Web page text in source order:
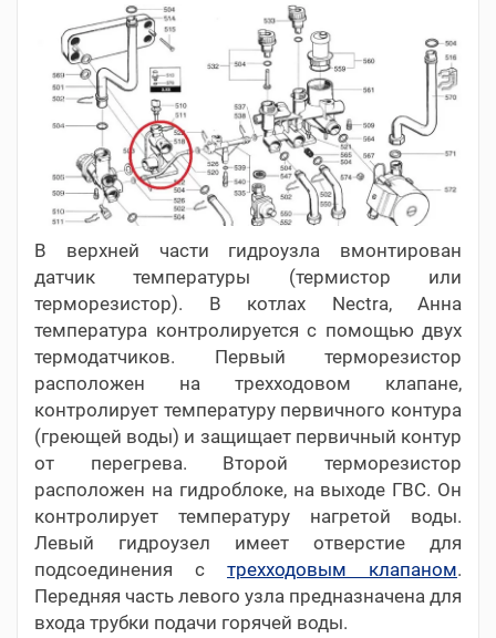
В верхней части гидроузла вмонтирован
датчик температуры (термистор или
терморезистор). В котлах Nectra, Анна
температура контролируется с помощью двух
термодатчиков. Первый терморезистор
расположен на трехходовом клапане,
контролирует температуру первичного контура
(греющей воды) и защищает первичный контур
от перегрева. Второй терморезистор
расположен на гидроблоке, на выходе ГВС. Он
контролирует температуру нагретой воды.
Левый гидроузел имеет отверстие для
подсоединения с
трехходовым клапаном.
Передняя часть левого узла предназначена для
входа трубки подачи горячей воды.